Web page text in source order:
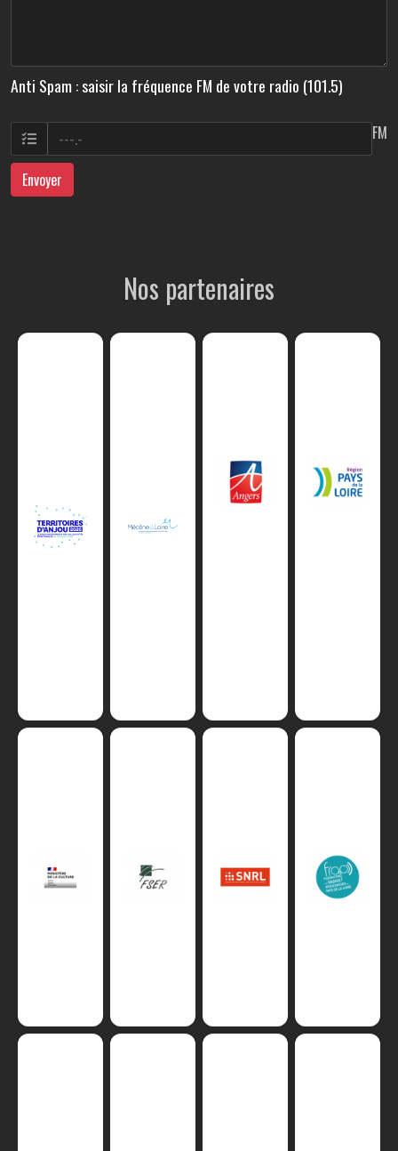
Anti Spam : saisir la fréquence FM de votre radio (101.5)
FM
Envoyer
Nos partenaires